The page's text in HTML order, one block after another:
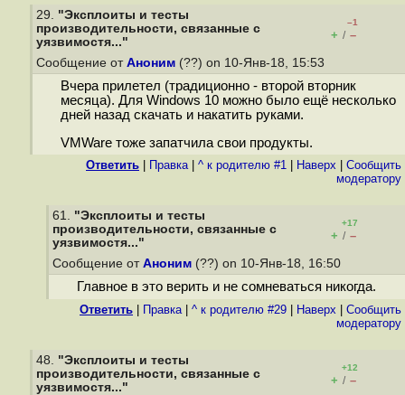
29. "Эксплоиты и тесты
производительности, связанные с
уязвимостя..."
–1
+ / –
Сообщение от Аноним (??) on 10-Янв-18, 15:53
Вчера прилетел (традиционно - второй вторник
месяца). Для Windows 10 можно было ещё несколько
дней назад скачать и накатить руками.
VMWare тоже запатчила свои продукты.
Ответить Правка| ^ к родителю #1 Наверх
Cообщить
модератору
61. "Эксплоиты и тесты
производительности, связанные с
уязвимостя..."
+17
+ / –
Сообщение от Аноним (??) on 10-Янв-18, 16:50
Главное в это верить и не сомневаться никогда.
Ответить Правка| ^ к родителю #29 Наверх
Cообщить
модератору
48. "Эксплоиты и тесты
производительности, связанные с
уязвимостя..."
+12
+ / –